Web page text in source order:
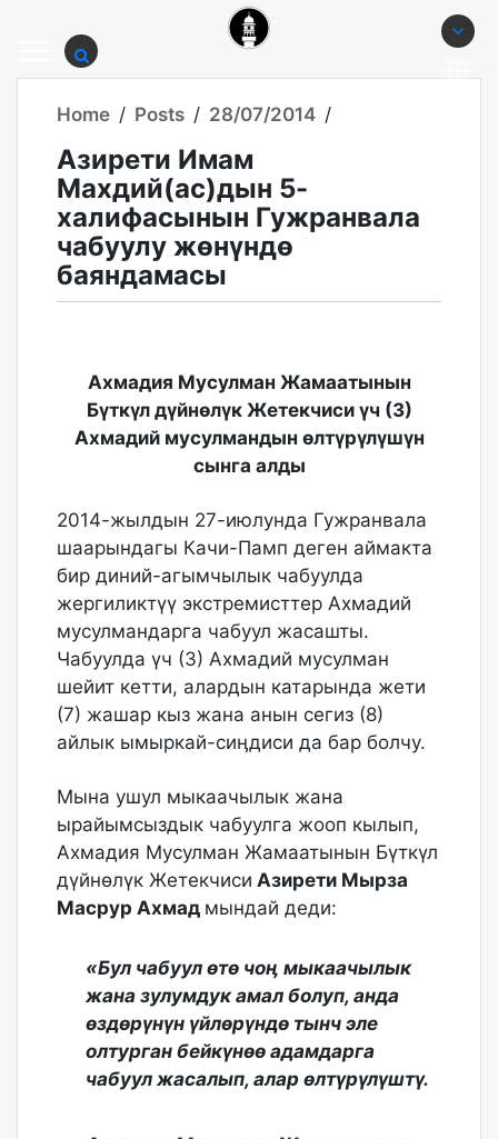
Home / Posts / 28/07/2014 /
Азирети Имам
Махдий(ас)дын 5-
халифасынын Гужранвала
чабуулу жөнүндө
баяндамасы
Ахмадия Мусулман Жамаатынын
Бүткүл дүйнөлүк Жетекчиси үч (3)
Ахмадий мусулмандын өлтүрүлүшүн
сынга алды
2014-жылдын 27-июлунда Гужранвала
шаарындагы Качи-Памп деген аймакта
бир диний-агымчылык чабуулда
жергиликтүү экстремисттер Ахмадий
мусулмандарга чабуул жасашты.
Чабуулда үч (3) Ахмадий мусулман
шейит кетти, алардын катарында жети
(7) жашар кыз жана анын сегиз (8)
айлык ымыркай-сиӊдиси да бар болчу.
Мына ушул мыкаачылык жана
ырайымсыздык чабуулга жооп кылып,
Ахмадия Мусулман Жамаатынын Бүткүл
дүйнөлүк Жетекчиси Азирети Мырза
Масрур Ахмад мындай деди:
«Бул чабуул өтө чоӊ мыкаачылык
жана зулумдук амал болуп, анда
өздөрүнүн үйлөрүндө тынч эле
олтурган бейкүнөө адамдарга
чабуул жасалып, алар өлтүрүлүштү.